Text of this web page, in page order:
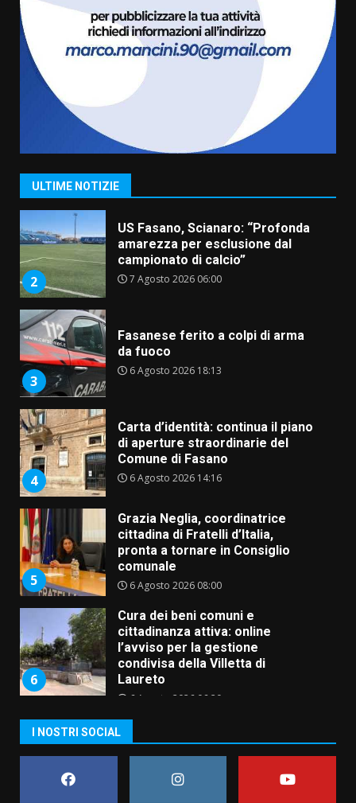
ULTIME NOTIZIE
La magia del Minareto e la prima
assoluta de “L’Albergo
Belvedere. Il rapimento”
6 Agosto 2026 06:15
1
“I Contestatori: Musica di
Rivoluzione”: nuovo
appuntamento con “Fasano in
2
US Fasano, Scianaro: “Profonda
amarezza per esclusione dal
campionato di calcio”
7 Agosto 2026 06:00
3
Fasanese ferito a colpi di arma
da fuoco
6 Agosto 2026 18:13
4
Carta d’identità: continua il piano
di aperture straordinarie del
Comune di Fasano
6 Agosto 2026 14:16
5
Grazia Neglia, coordinatrice
cittadina di Fratelli d’Italia,
pronta a tornare in Consiglio
comunale
6 Agosto 2026 08:00
6
Cura dei beni comuni e
cittadinanza attiva: online
l’avviso per la gestione
condivisa della Villetta di
Laureto
6 Agosto 2026 06:20
assoluta de “L’Albergo
Belvedere. Il rapimento”
6 Agosto 2026 06:15
I NOSTRI SOCIAL